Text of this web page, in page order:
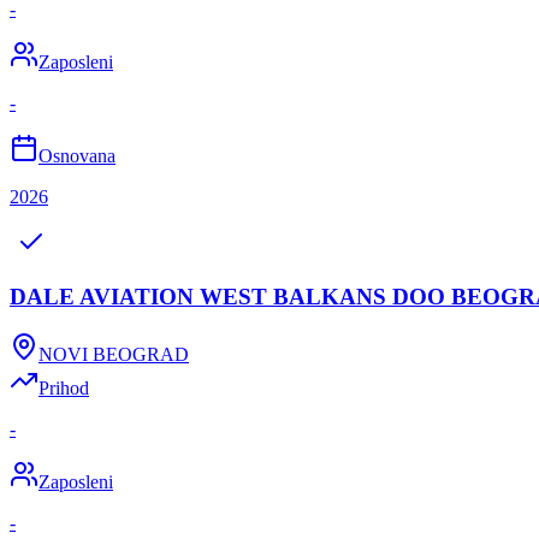
-
Zaposleni
-
Osnovana
2026
DALE AVIATION WEST BALKANS DOO
NOVI BEOGRAD
Prihod
-
Zaposleni
-